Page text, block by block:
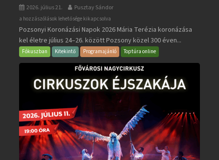
2026. július 21. Pusztay Sándor
Pozsonyi
Koronázási
Napok
bejegyzéshez
a hozzászólások lehetősége kikapcsolva
Pozsonyi Koronázási Napok 2026 Mária Terézia koronázása
kel életre július 24–26. között Pozsony közel 300 éven...
Fókuszban Kitekintő Programajánló Toptúra online